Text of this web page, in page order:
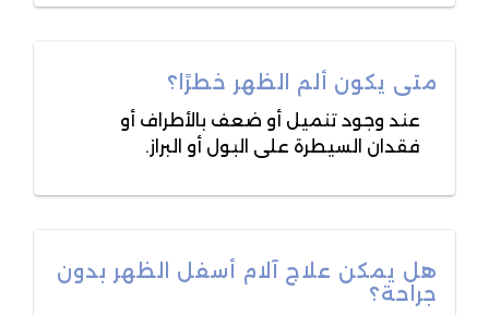
متى يكون ألم الظهر خطرًا؟
عند وجود تنميل أو ضعف بالأطراف أو
فقدان السيطرة على البول أو البراز.
هل يمكن علاج آلام أسفل الظهر بدون
جراحة؟